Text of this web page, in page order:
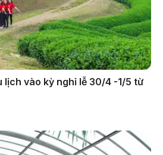
lịch vào kỳ nghỉ lễ 30/4 -1/5 từ